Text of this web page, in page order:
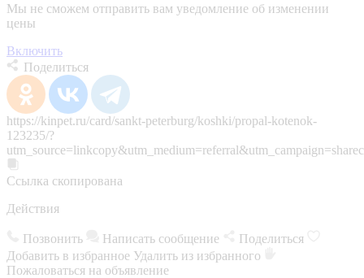
Мы не сможем отправить вам уведомление об изменении
цены
Включить
Поделиться
https://kinpet.ru/card/sankt-peterburg/koshki/propal-kotenok-
123235/?
Ссылка скопирована
Действия
Позвонить Написать сообщение
Поделиться
Добавить в избранное Удалить из избранного
Пожаловаться на объявление